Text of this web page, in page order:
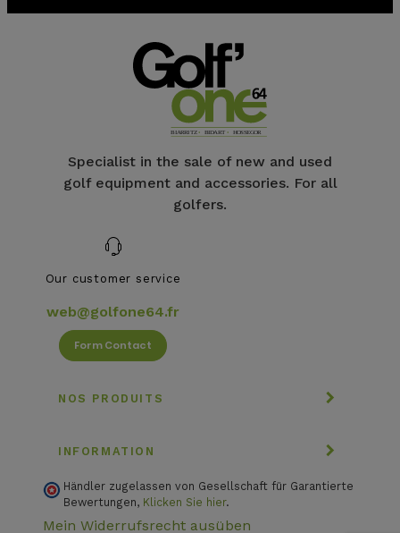
Specialist in the sale of new and used
golf equipment and accessories. For all
golfers.
Our customer service
web@golfone64.fr
Form Contact
NOS PRODUITS
INFORMATION
Händler zugelassen von Gesellschaft für Garantierte
Bewertungen, Klicken Sie hier.
Mein Widerrufsrecht ausüben